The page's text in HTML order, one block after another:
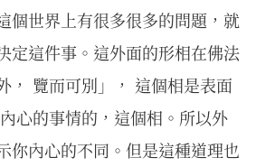
個世界上有很多很多的問題，就
定這件事。這外面的形相在佛法
， 覽而可別」， 這個相是表面
心的事情的，這個相。所以外
你內心的不同。但是這種道理也